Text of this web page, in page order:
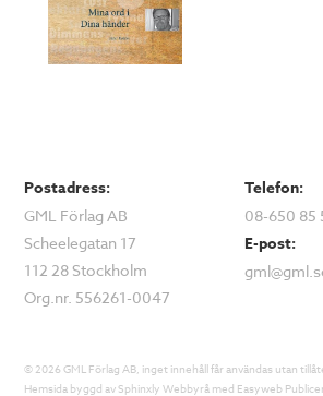
Postadress:
GML Förlag AB
Scheelegatan 17
112 28 Stockholm
Org.nr. 556261-0047
Telefon:
08-650 85
E-post:
© 2026 GML Förlag AB, inget innehåll får användas utan
Hemsida byggd av Sphinxly Webbyrå med Easyweb